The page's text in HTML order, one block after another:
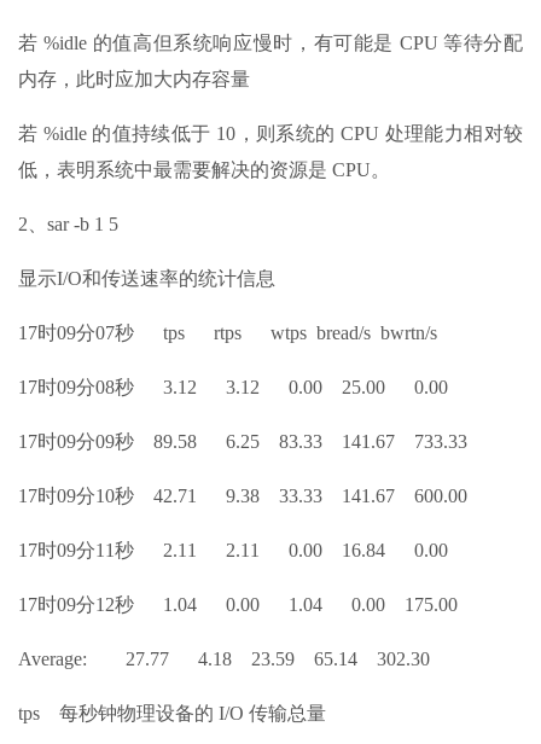
若 %idle 的值高但系统响应慢时，有可能是 CPU 等待分配
内存，此时应加大内存容量
若 %idle 的值持续低于 10，则系统的 CPU 处理能力相对较
低，表明系统中最需要解决的资源是 CPU。
2、sar -b 1 5
显示I/O和传送速率的统计信息
17时09分07秒 tps rtps wtps bread/s bwrtn/s
17时09分08秒 3.12 3.12 0.00 25.00 0.00
17时09分09秒 89.58 6.25 83.33 141.67 733.33
17时09分10秒 42.71 9.38 33.33 141.67 600.00
17时09分11秒 2.11 2.11 0.00 16.84 0.00
17时09分12秒 1.04 0.00 1.04 0.00 175.00
Average: 27.77 4.18 23.59 65.14 302.30
tps 每秒钟物理设备的 I/O 传输总量